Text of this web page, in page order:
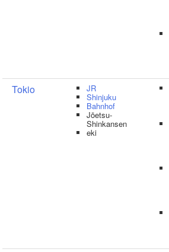
Tokio JR
Shinjuku
Bahnhof
Jōetsu-
Shinkansen
eki